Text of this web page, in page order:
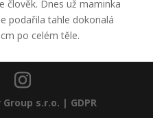
člověk. Dnes už maminka
podařila tahle dokonalá
po celém těle.
s.r.o. | GDPR